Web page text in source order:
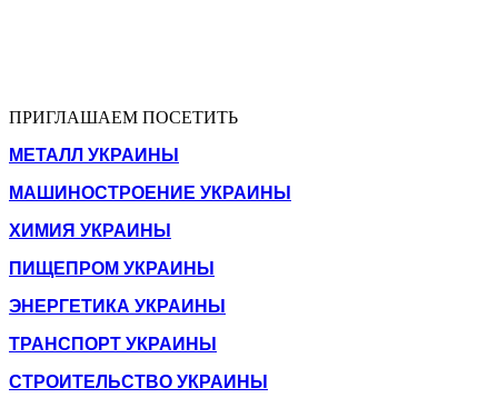
ПРИГЛАШАЕМ ПОСЕТИТЬ
МЕТАЛЛ УКРАИНЫ
МАШИНОСТРОЕНИЕ УКРАИНЫ
ХИМИЯ УКРАИНЫ
ПИЩЕПРОМ УКРАИНЫ
ЭНЕРГЕТИКА УКРАИНЫ
ТРАНСПОРТ УКРАИНЫ
СТРОИТЕЛЬСТВО УКРАИНЫ